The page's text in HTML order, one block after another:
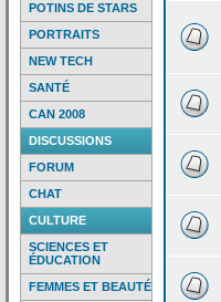
POTINS DE STARS
PORTRAITS
NEW TECH
SANTÉ
CAN 2008
DISCUSSIONS
FORUM
CHAT
CULTURE
SCIENCES ET
ÉDUCATION
FEMMES ET BEAUTÉ